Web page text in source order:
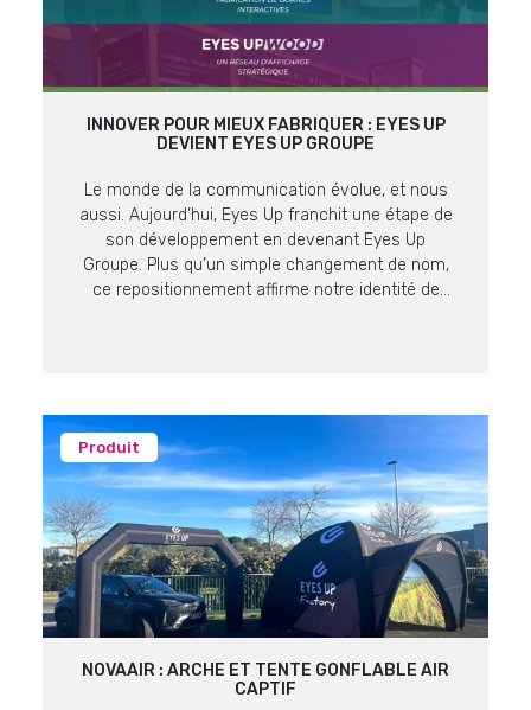
INNOVER POUR MIEUX FABRIQUER : EYES UP
DEVIENT EYES UP GROUPE
Le monde de la communication évolue, et nous
aussi. Aujourd’hui, Eyes Up franchit une étape de
son développement en devenant Eyes Up
Groupe. Plus qu’un simple changement de nom,
ce repositionnement affirme notre identité de
Produit
NOVAAIR : ARCHE ET TENTE GONFLABLE AIR
CAPTIF